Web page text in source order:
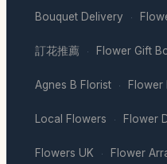
Bouquet Delivery ·
訂花推薦 · Flower Gift
Agnes B Florist · Flower
Local Flowers · Flower
Flowers UK · Flower